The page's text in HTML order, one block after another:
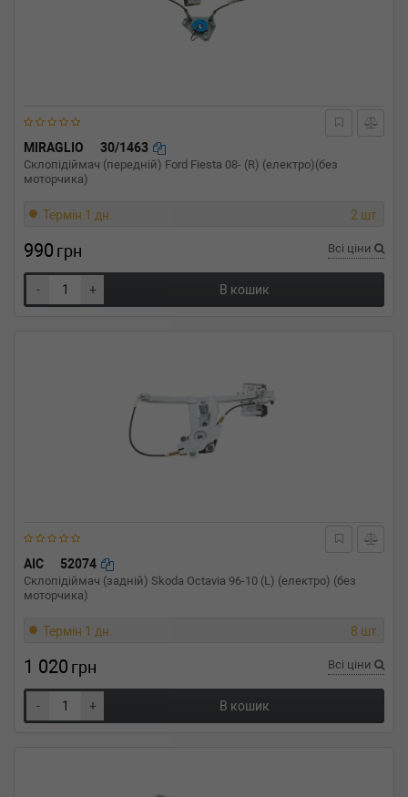
MIRAGLIO 30/1463
Склопідіймач (передній) Ford Fiesta 08- (R) (електро)(без
моторчика)
Термін 1 дн. 2 шт.
990 грн Всі ціни
- + В кошик
AIC 52074
Склопідіймач (задній) Skoda Octavia 96-10 (L) (електро) (без
моторчика)
Термін 1 дн. 8 шт.
1 020 грн Всі ціни
- + В кошик